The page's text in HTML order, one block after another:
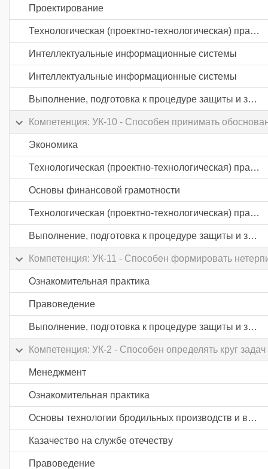
Проектирование
Технологическая (проектно-технологическая) практика
Интеллектуальные информационные системы
Интеллектуальные информационные системы
Выполнение, подготовка к процедуре защиты и защита выпускной квалификационной работы
Компетенция: УК-10 - Способен принимать
Экономика
Технологическая (проектно-технологическая) практика
Основы финансовой грамотности
Технологическая (проектно-технологическая) практика
Выполнение, подготовка к процедуре защиты и защита выпускной квалификационной работы
Компетенция: УК-11 - Способен формировать
Ознакомительная практика
Правоведение
Выполнение, подготовка к процедуре защиты и защита выпускной квалификационной работы
Компетенция: УК-2 - Способен определять круг
Менеджмент
Ознакомительная практика
Основы технологии бродильных производств и виноделия
Казачество на службе отечеству
Правоведение